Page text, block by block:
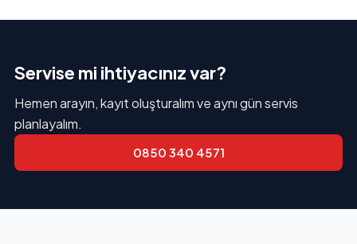
Servise mi ihtiyacınız var?
Hemen arayın, kayıt oluşturalım ve aynı gün servis
planlayalım.
0850 340 4571